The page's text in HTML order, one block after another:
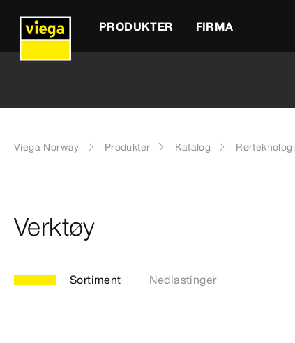
PRODUKTER FIRMA
Viega Norway Produkter Katalog Rørteknologi
Verktøy
Sortiment Nedlastinger